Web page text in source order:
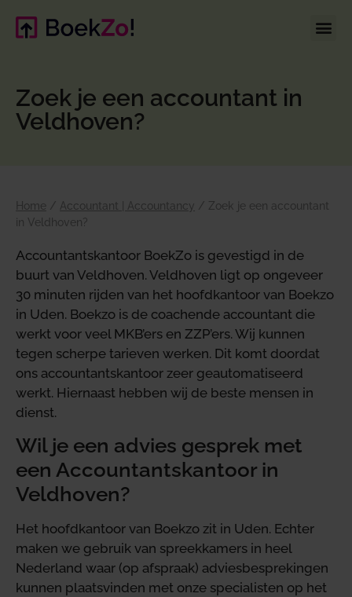
Zoek je een accountant in
Veldhoven?
Home / Accountant | Accountancy / Zoek je een accountant
in Veldhoven?
Accountantskantoor BoekZo is gevestigd in de
buurt van Veldhoven. Veldhoven ligt op ongeveer
30 minuten rijden van het hoofdkantoor van Boekzo
in Uden. Boekzo is de coachende accountant die
werkt voor veel MKB’ers en ZZP’ers. Wij kunnen
tegen scherpe tarieven werken. Dit komt doordat
ons accountantskantoor zeer geautomatiseerd
werkt. Hiernaast hebben wij de beste mensen in
dienst.
Wil je een advies gesprek met
een Accountantskantoor in
Veldhoven?
Het hoofdkantoor van Boekzo zit in Uden. Echter
maken we gebruik van spreekkamers in heel
Nederland waar (op afspraak) adviesbesprekingen
kunnen plaatsvinden met onze specialisten op het